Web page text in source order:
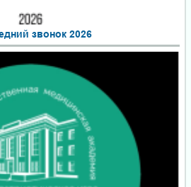
звонок 2026